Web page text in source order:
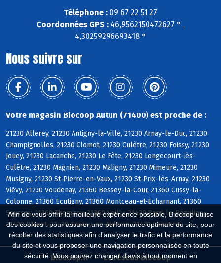
Afin de vous offrir la meilleure expérience possible, Biocoop utilise
des cookies : pour assurer une performance optimale du site, pour
récolter des statistiques afin d'analyser le trafic et la performance
du site et vous proposer une navigation personnalisée en toute
sécurité. Vous pouvez changer d'avis à tout moment en
Téléphone : 09 67 22 51 27
Coordonnées GPS :46,9562150472627 ° ,
4,30259296693418 °
Nous suivre sur
Votre magasin Biocoop Autun (71400) est proche de :
21230 Allerey, 21230 Antigny-la-Ville, 21230 Arnay-le-Duc, 21230
Champignolles, 21230 Clomot, 21230 Culètre, 21230 Foissy, 21230
Jouey, 21230 Lacanche, 21230 Le Fête, 21230 Longecourt-lès-
Culêtre, 21230 Magnien, 21230 Maligny, 21230 Mimeure, 21230
Musigny, 21230 St-Pierre-en-Vaux, 21230 St-Prix-lès-Arnay, 21230
Viévy, 21230 Voudenay, 21360 Bessey-la-Cour, 21360 Cussy-la-
Colonne, 21360 Ecutigny, 21360 Montceau-et-Echarnant, 21360
Saussey, 21360 Thomirey, 21360 Veilly, 21430 Bard-le-Régulier,
21430 Blanot, 21430 Brazey-en-Morvan, 21430 Censerey
Biocoop.fr Le réseau Biocoop